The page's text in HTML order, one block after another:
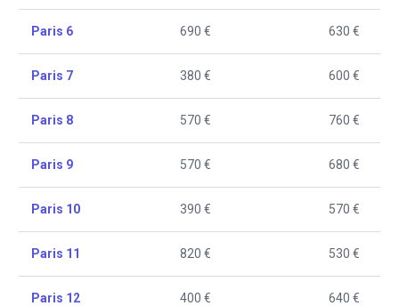
Paris 6 690 € 630 €
Paris 7 380 € 600 €
Paris 8 570 € 760 €
Paris 9 570 € 680 €
Paris 10 390 € 570 €
Paris 11 820 € 530 €
Paris 12 400 € 640 €